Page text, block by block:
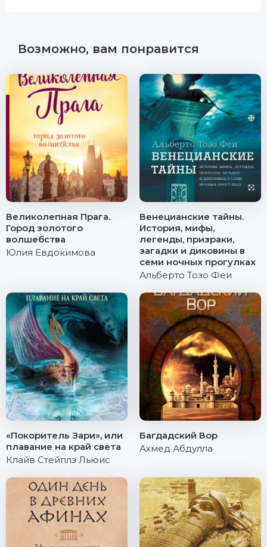
Возможно, вам понравится
Великолепная Прага.
Город золотого
волшебства
Юлия Евдокимова
Венецианские тайны.
История, мифы,
легенды, призраки,
загадки и диковины в
семи ночных прогулках
Альберто Тозо Феи
«Покоритель Зари», или
плавание на край света
Клайв Стейплз Льюис
Багдадский Вор
Ахмед Абдулла